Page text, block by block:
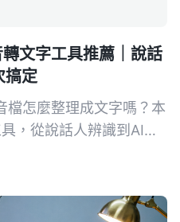
文字工具推薦｜說話
搞定
檔怎麼整理成文字嗎？本
，從說話人辨識到AI對